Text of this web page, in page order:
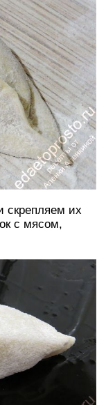
скрепляем их
с мясом,